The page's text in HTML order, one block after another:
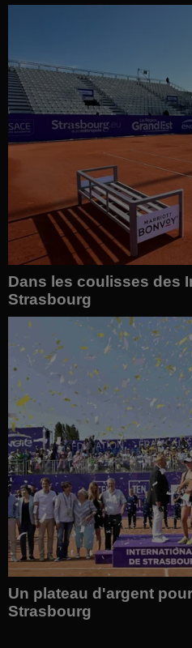
Dans les coulisses des
Strasbourg
Un plateau d'argent
Strasbourg